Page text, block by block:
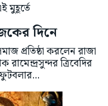
মুহূর্তে
দিনে
প্রতিষ্ঠা করলেন রাজা
ত্রিবেদির